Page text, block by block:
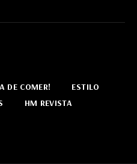
DE COMER!
ESTILO
HM REVISTA